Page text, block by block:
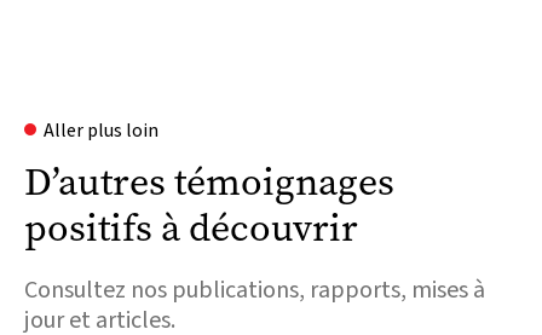
Aller plus loin
D’autres témoignages
positifs à découvrir
Consultez nos publications, rapports, mises à
jour et articles.